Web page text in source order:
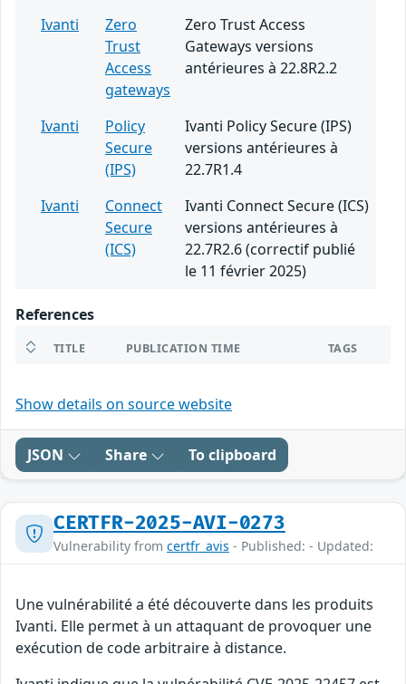
Ivanti
Zero
Trust
Access
gateways
Zero Trust Access
Gateways versions
antérieures à 22.8R2.2
Ivanti
Policy
Secure
(IPS)
Ivanti Policy Secure (IPS)
versions antérieures à
22.7R1.4
Ivanti
Connect
Secure
(ICS)
Ivanti Connect Secure (ICS)
versions antérieures à
22.7R2.6 (correctif publié
le 11 février 2025)
References
TITLE PUBLICATION TIME TAGS
Show details on source website
JSON Share To clipboard
CERTFR-2025-AVI-0273
Vulnerability from certfr_avis - Published: - Updated:
Une vulnérabilité a été découverte dans les produits
Ivanti. Elle permet à un attaquant de provoquer une
exécution de code arbitraire à distance.